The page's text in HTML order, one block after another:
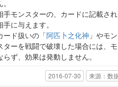
モンスターの、カードに記載さ
に与えます。
ード扱いの「阿匹卜之化神 」やモ
ーを戦闘で破壊した場合には、
ず、効果は発動しません。
2016-07-30 来源：数